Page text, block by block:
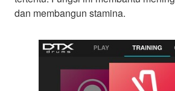
dan membangun stamina.